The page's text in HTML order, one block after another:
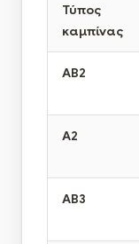
Τύπος
καμπίνας
ΑΒ2
Α2
ΑΒ3